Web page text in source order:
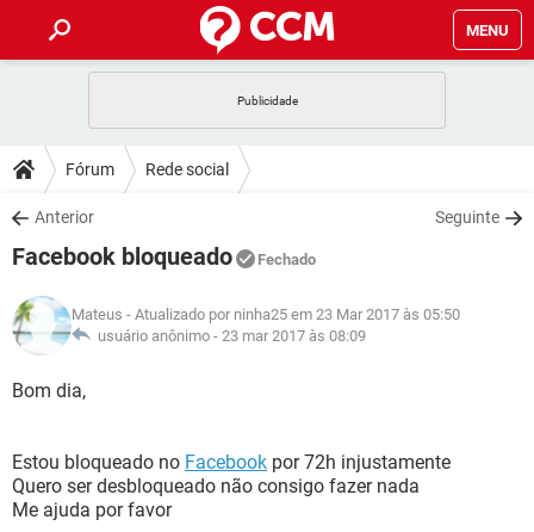
MENU
CELULAR
OUTLOOK
INSTAGRAM GMAIL
GUIA DE COMPRAS
DICAS
JOGOS
INSTAGRAM GMAIL
GUIA DE COMPRAS
DOWNLOADS
JOGOS WHATSAPP
CELULAR
OUTLOOK EXCEL
INSTAGRAM
JOGOS WHATSAPP
CELULAR
OUTLOOK
GUIA DE COMPRAS
GLOSSÁRIO
JOGOS
OUTLOOK EXCEL
INSTAGRAM GMAIL
Fórum Rede social
Anterior Seguinte
Facebook bloqueado Fechado
Mateus - Atualizado por ninha25 em 23 Mar 2017 às 05:50
usuário anônimo - 23 mar 2017 às 08:09
Bom dia,
Estou bloqueado no Facebook por 72h injustamente
Quero ser desbloqueado não consigo fazer nada
Me ajuda por favor